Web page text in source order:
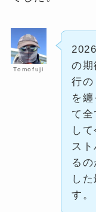
Tomofuji
の期
行の
を纏
て
し
ス
る
し
す。